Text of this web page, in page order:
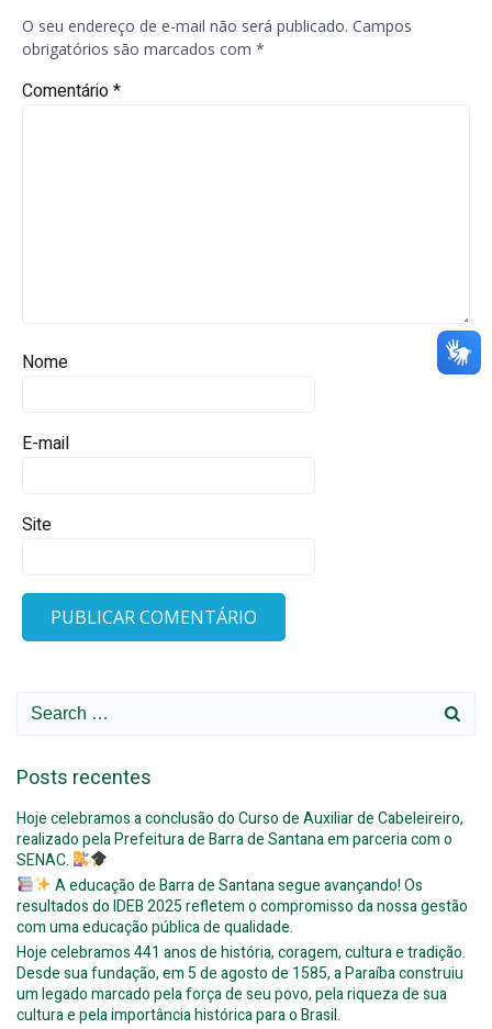
O seu endereço de e-mail não será publicado. Campos
obrigatórios são marcados com *
Comentário*
Nome
E-mail
Site
Search
Posts recentes
Hoje celebramos a conclusão do Curso de Auxiliar de Cabeleireiro,
realizado pela Prefeitura de Barra de Santana em parceria com o
SENAC.
A educação de Barra de Santana segue avançando! Os
resultados do IDEB 2025 refletem o compromisso da nossa gestão
com uma educação pública de qualidade.
Hoje celebramos 441 anos de história, coragem, cultura e tradição.
Desde sua fundação, em 5 de agosto de 1585, a Paraíba construiu
um legado marcado pela força de seu povo, pela riqueza de sua
cultura e pela importância histórica para o Brasil.